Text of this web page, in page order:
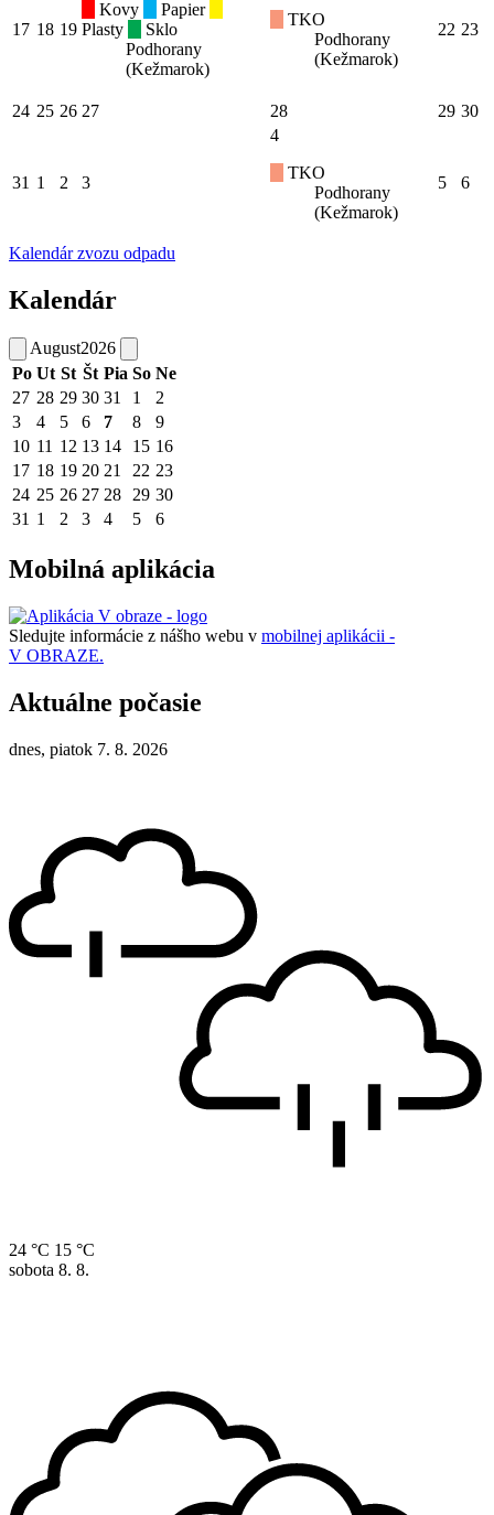
17 18 19
Kovy
Papier
Plasty
Sklo
Podhorany
(Kežmarok)
TKO
Podhorany
(Kežmarok)
22 23
24 25 26 27 28 29 30
31 1 2 3
4
TKO
Podhorany
(Kežmarok)
5 6
Kalendár zvozu odpadu
Kalendár
August2026
Po Ut St Št Pia So Ne
27 28 29 30 31 1
2
3
4 5 6 7 8
9
10 11 12 13 14 15 16
17 18 19 20 21 22 23
24 25 26 27 28 29 30
31 1 2 3 4 5 6
Mobilná aplikácia
Sledujte informácie z nášho webu v mobilnej aplikácii -
V OBRAZE.
Aktuálne počasie
dnes, piatok 7. 8. 2026
24 °C 15 °C
sobota 8. 8.